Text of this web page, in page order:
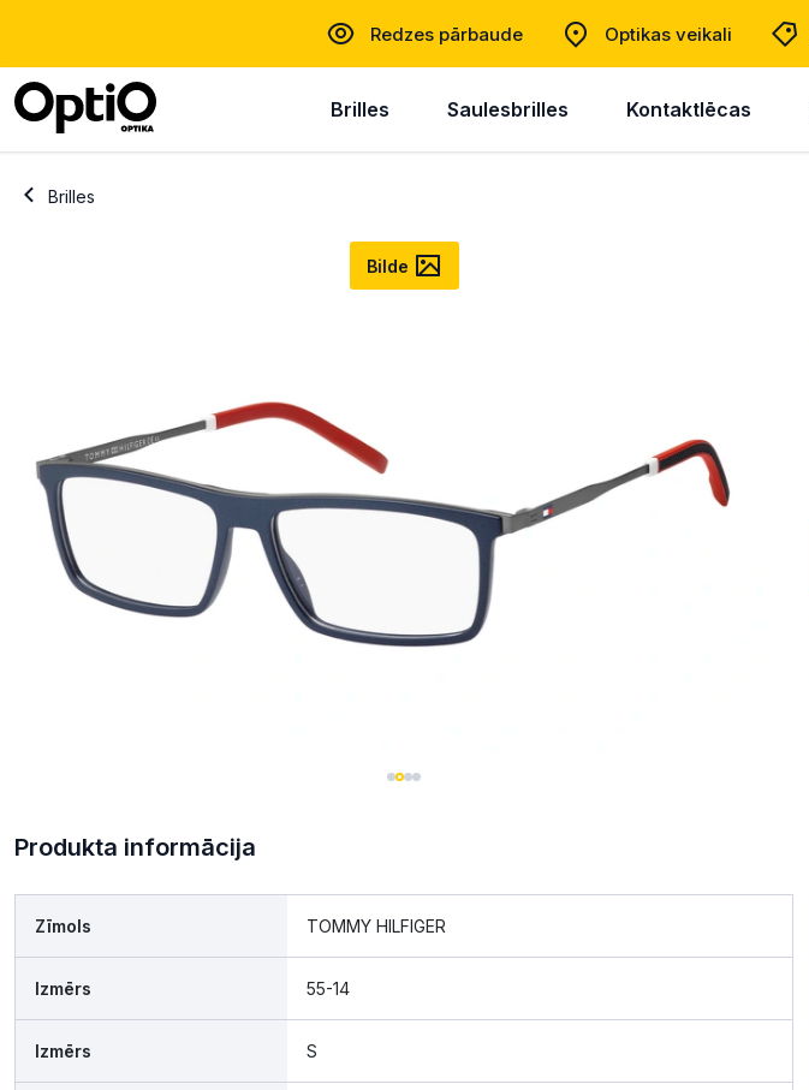
Redzes pārbaude Optikas veikali
Brilles Saulesbrilles Kontaktlēcas
Brilles
Bilde
Produkta informācija
Zīmols TOMMY HILFIGER
Izmērs 55-14
Izmērs S